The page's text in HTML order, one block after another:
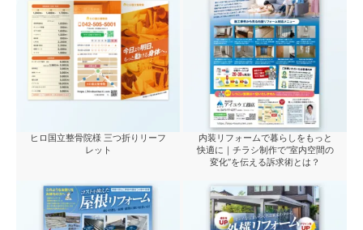
ヒロ国立整骨院様 三つ折りリーフ
レット
内装リフォームで暮らしをもっと
快適に｜チラシ制作で“室内空間の
変化”を伝える訴求術とは？